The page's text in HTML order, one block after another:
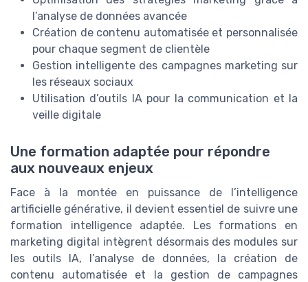
l’analyse de données avancée
Création de contenu automatisée et personnalisée
pour chaque segment de clientèle
Gestion intelligente des campagnes marketing sur
les réseaux sociaux
Utilisation d’outils IA pour la communication et la
veille digitale
Une formation adaptée pour répondre
aux nouveaux enjeux
Face à la montée en puissance de l’intelligence
artificielle générative, il devient essentiel de suivre une
formation intelligence adaptée. Les formations en
marketing digital intègrent désormais des modules sur
les outils IA, l’analyse de données, la création de
contenu automatisée et la gestion de campagnes